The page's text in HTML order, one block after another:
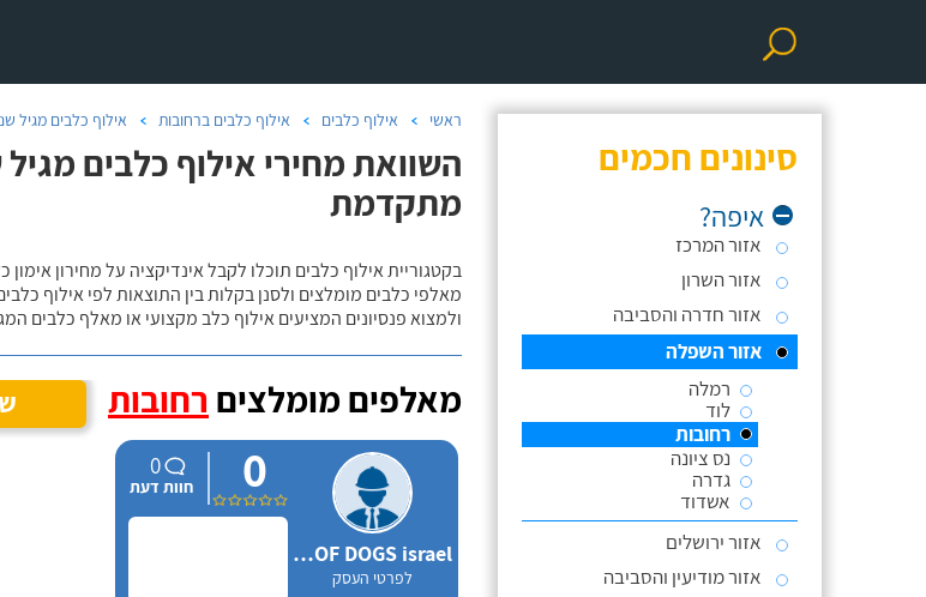
סינונים חכמים
איפה?
אזור המרכז
אזור השרון
אזור חדרה והסביבה
אזור השפלה
רמלה
לוד
רחובות
נס ציונה
גדרה
אשדוד
אזור ירושלים
אזור מודיעין והסביבה
ראשי אילוף כלבים אילוף כלבים ברחובות אילוף כלבים מגיל
השוואת מחירי אילוף כלבים
מתקדמת
בקטגוריית אילוף כלבים תוכלו לקבל אינדיקציה על מחירון
מאלפי כלבים מומלצים ולסנן בקלות בין התוצאות לפי אילוף
ולמצוא פנסיונים המציעים אילוף כלב מקצועי או מאלף כלבים
מאלפים מומלצים רחובות
WOOF DOGS israel
לפרטי העסק
0
0
חוות דעת